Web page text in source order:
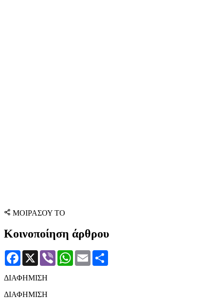
ΜΟΙΡΑΣΟΥ ΤΟ
Κοινοποίηση άρθρου
Facebook
X Viber WhatsApp
Email
ΔΙΑΦΗΜΙΣΗ
ΔΙΑΦΗΜΙΣΗ